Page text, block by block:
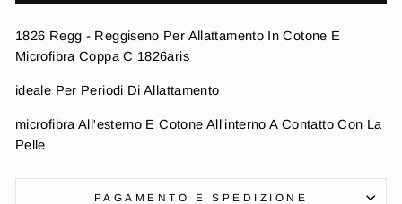
1826 Regg - Reggiseno Per Allattamento In Cotone E
Microfibra Coppa C 1826aris
ideale Per Periodi Di Allattamento
microfibra All'esterno E Cotone All'interno A Contatto Con La
Pelle
PAGAMENTO E SPEDIZIONE